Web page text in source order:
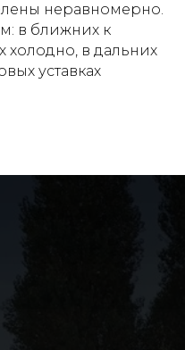
неравномерно.
в ближних к
в дальних
уставках